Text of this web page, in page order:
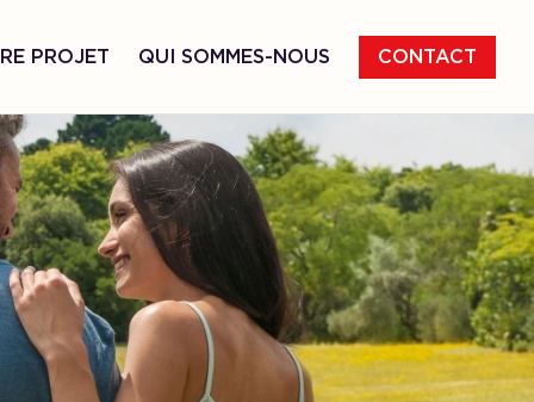
PROJET QUI SOMMES-NOUS CONTACT